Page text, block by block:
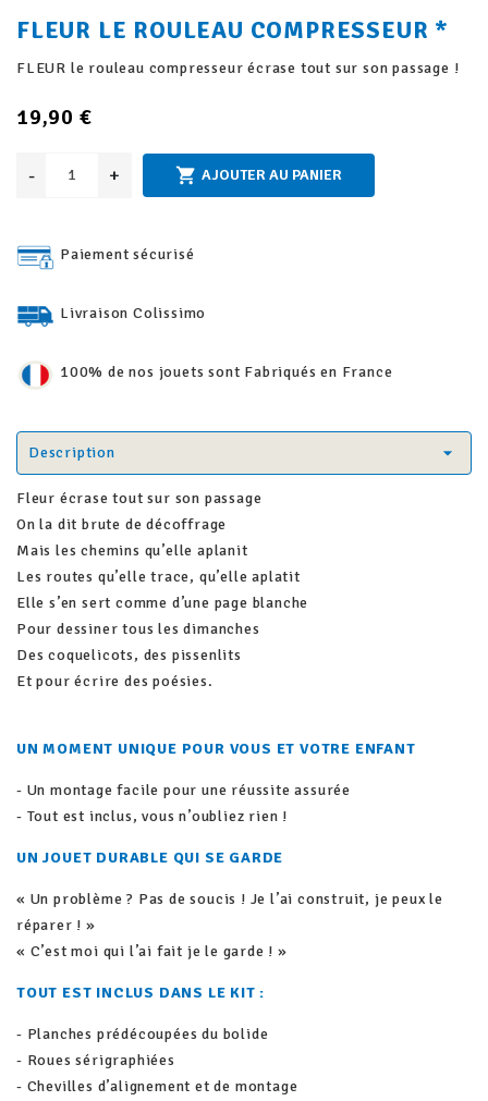
FLEUR LE ROULEAU COMPRESSEUR *
FLEUR le rouleau compresseur écrase tout sur son passage !
19,90 €
- +  AJOUTER AU PANIER
Paiement sécurisé
Livraison Colissimo
100% de nos jouets sont Fabriqués en France
Description
Fleur écrase tout sur son passage
On la dit brute de décoffrage
Mais les chemins qu’elle aplanit
Les routes qu’elle trace, qu’elle aplatit
Elle s’en sert comme d’une page blanche
Pour dessiner tous les dimanches
Des coquelicots, des pissenlits
Et pour écrire des poésies.
UN MOMENT UNIQUE POUR VOUS ET VOTRE ENFANT
- Un montage facile pour une réussite assurée
- Tout est inclus, vous n’oubliez rien !
UN JOUET DURABLE QUI SE GARDE
« Un problème ? Pas de soucis ! Je l’ai construit, je peux le
réparer ! »
« C’est moi qui l’ai fait je le garde ! »
TOUT EST INCLUS DANS LE KIT :
- Planches prédécoupées du bolide
- Roues sérigraphiées
- Chevilles d’alignement et de montage